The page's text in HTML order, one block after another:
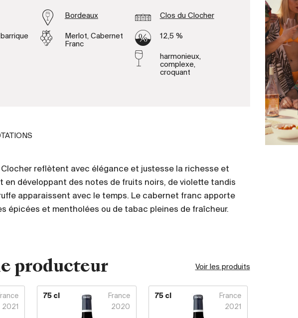
Bordeaux Clos du Clocher
Merlot, Cabernet
Franc
12,5 %
harmonieux,
complexe,
croquant
Clocher reflètent avec élégance et justesse la richesse et
en développant des notes de fruits noirs, de violette tandis
apparaissent avec le temps. Le cabernet franc apporte
épicées et mentholées ou de tabac pleines de fraîcheur.
producteur Voir les produits
2021
75 cl
France
2020
75 cl
France
2021